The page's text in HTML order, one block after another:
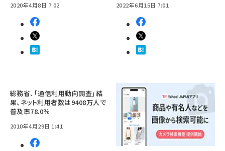
2020年4月8日 7:02 2022年6月15日 7:01
総務省、「通信利用動向調査」結
果、ネット利用者数は9408万人で
普及率78.0％
2010年4月29日 1:41